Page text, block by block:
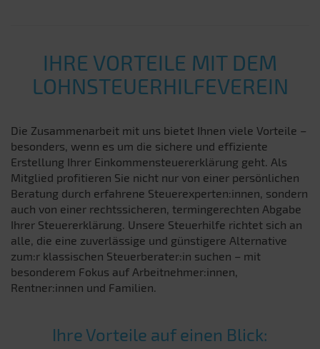
IHRE VORTEILE MIT DEM
LOHNSTEUERHILFEVEREIN
Die Zusammenarbeit mit uns bietet Ihnen viele Vorteile –
besonders, wenn es um die sichere und effiziente
Erstellung Ihrer Einkommensteuererklärung geht. Als
Mitglied profitieren Sie nicht nur von einer persönlichen
Beratung durch erfahrene Steuerexperten:innen, sondern
auch von einer rechtssicheren, termingerechten Abgabe
Ihrer Steuererklärung. Unsere Steuerhilfe richtet sich an
alle, die eine zuverlässige und günstigere Alternative
zum:r klassischen Steuerberater:in suchen – mit
besonderem Fokus auf Arbeitnehmer:innen,
Rentner:innen und Familien.
Ihre Vorteile auf einen Blick: